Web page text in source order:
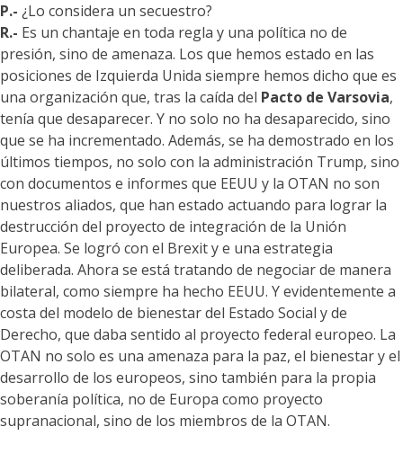
P.- ¿Lo considera un secuestro?
R.- Es un chantaje en toda regla y una política no de
presión, sino de amenaza. Los que hemos estado en las
posiciones de Izquierda Unida siempre hemos dicho que es
una organización que, tras la caída del Pacto de Varsovia,
tenía que desaparecer. Y no solo no ha desaparecido, sino
que se ha incrementado. Además, se ha demostrado en los
últimos tiempos, no solo con la administración Trump, sino
con documentos e informes que EEUU y la OTAN no son
nuestros aliados, que han estado actuando para lograr la
destrucción del proyecto de integración de la Unión
Europea. Se logró con el Brexit y e una estrategia
deliberada. Ahora se está tratando de negociar de manera
bilateral, como siempre ha hecho EEUU. Y evidentemente a
costa del modelo de bienestar del Estado Social y de
Derecho, que daba sentido al proyecto federal europeo. La
OTAN no solo es una amenaza para la paz, el bienestar y el
desarrollo de los europeos, sino también para la propia
soberanía política, no de Europa como proyecto
supranacional, sino de los miembros de la OTAN.